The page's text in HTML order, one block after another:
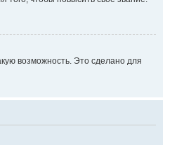
возможность. Это сделано для